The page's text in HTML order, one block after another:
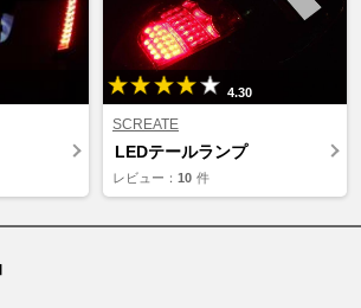
4.30
SCREATE
LEDテールランプ
レビュー： 10 件